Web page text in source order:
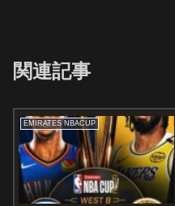
関連記事
EMIRATES NBACUP